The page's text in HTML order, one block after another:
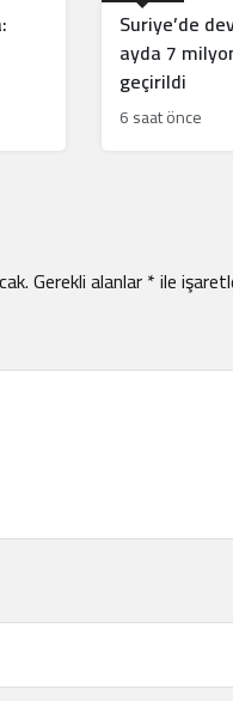
Suriye’de
ayda 7
geçirildi
6 saat önce
Gerekli alanlar*ile